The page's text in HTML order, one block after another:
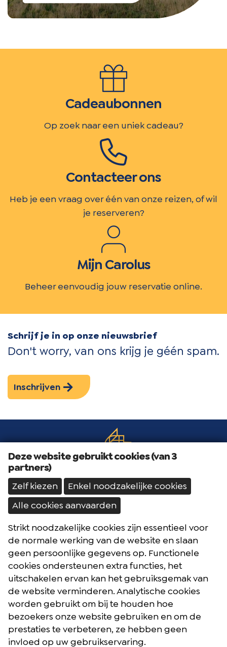
Cadeaubonnen
Op zoek naar een uniek cadeau?
Contacteer ons
Heb je een vraag over één van onze reizen, of wil
je reserveren?
Mijn Carolus
Beheer eenvoudig jouw reservatie online.
Schrijf je in op onze nieuwsbrief
Don't worry, van ons krijg je géén spam.
Inschrijven
Brochures
Reisblog
Algemene voorwaarden
Reisverzekering
Privacybeleid
FacebookInstagramYoutube
Deze website gebruikt cookies (van 3
partners)
Zelf kiezen
Enkel noodzakelijke cookies
Alle cookies aanvaarden
Strikt noodzakelijke cookies zijn essentieel voor
de normale werking van de website en slaan
geen persoonlijke gegevens op. Functionele
cookies ondersteunen extra functies, het
uitschakelen ervan kan het gebruiksgemak van
de website verminderen. Analytische cookies
worden gebruikt om bij te houden hoe
bezoekers onze website gebruiken en om de
prestaties te verbeteren, ze hebben geen
invloed op uw gebruikservaring.